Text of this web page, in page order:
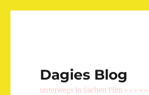
Dagies Blog
unterwegs in Sachen Film >>>